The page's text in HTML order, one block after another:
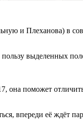
и Плеханова) в
выделенных
она поможет
впереди её ждёт